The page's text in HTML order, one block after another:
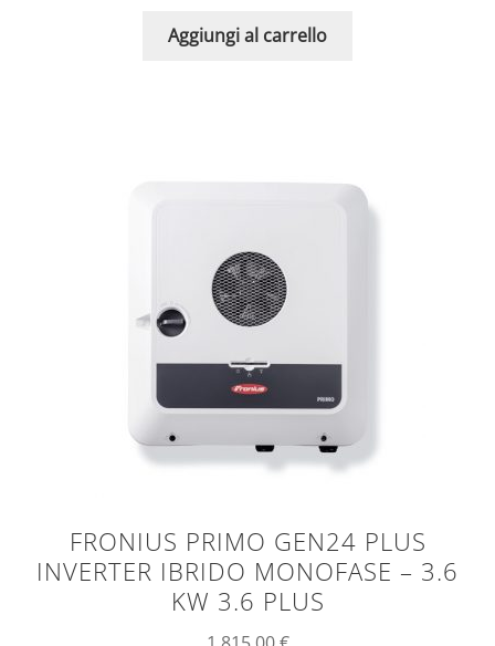
Aggiungi al carrello
FRONIUS PRIMO GEN24 PLUS
INVERTER IBRIDO MONOFASE – 3.6
KW 3.6 PLUS